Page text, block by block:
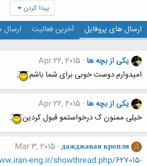
پیدا کردن
ارسال های پروفایل آخرین فعالیت ارسال
یکی از بچه ها Apr 22, 2015
امیدوارم دوست خوبی برای شما باشم
یکی از بچه ها Apr 22, 2015
خیلی ممنون ک درخواستمو قبول کردین
Д
дажджавая кропля
Mar 3, 2015
eng.ir/showthread.php/627015-